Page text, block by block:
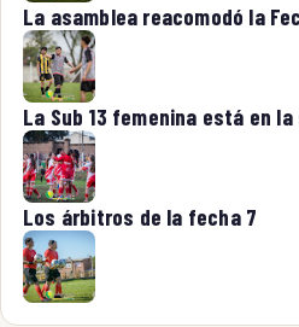
La asamblea reacomodó la
La Sub 13 femenina está en
Los árbitros de la fecha 7